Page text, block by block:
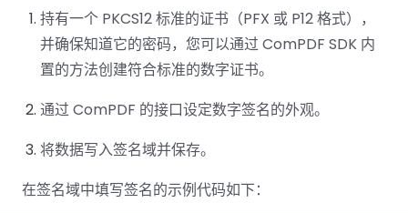
持有一个 PKCS12 标准的证书（PFX 或 P12 格式），
并确保知道它的密码，您可以通过 ComPDF SDK 内
置的方法创建符合标准的数字证书。
通过 ComPDF 的接口设定数字签名的外观。
将数据写入签名域并保存。
在签名域中填写签名的示例代码如下：